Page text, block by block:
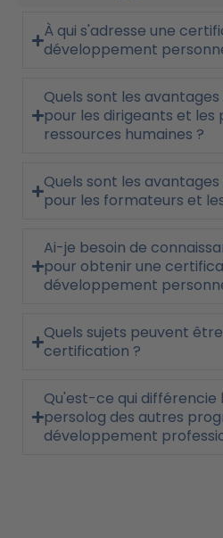
À qui s'adresse une
développement
Quels sont les
pour les dirigeants et les
ressources humaines ?
Quels sont les
pour les formateurs et
Ai-je besoin de
pour obtenir une
développement
Quels sujets peuvent
certification ?
Qu'est-ce qui
persolog des autres
développement